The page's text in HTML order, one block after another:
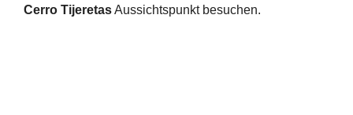
Cerro TijeretasAussichtspunkt besuchen.